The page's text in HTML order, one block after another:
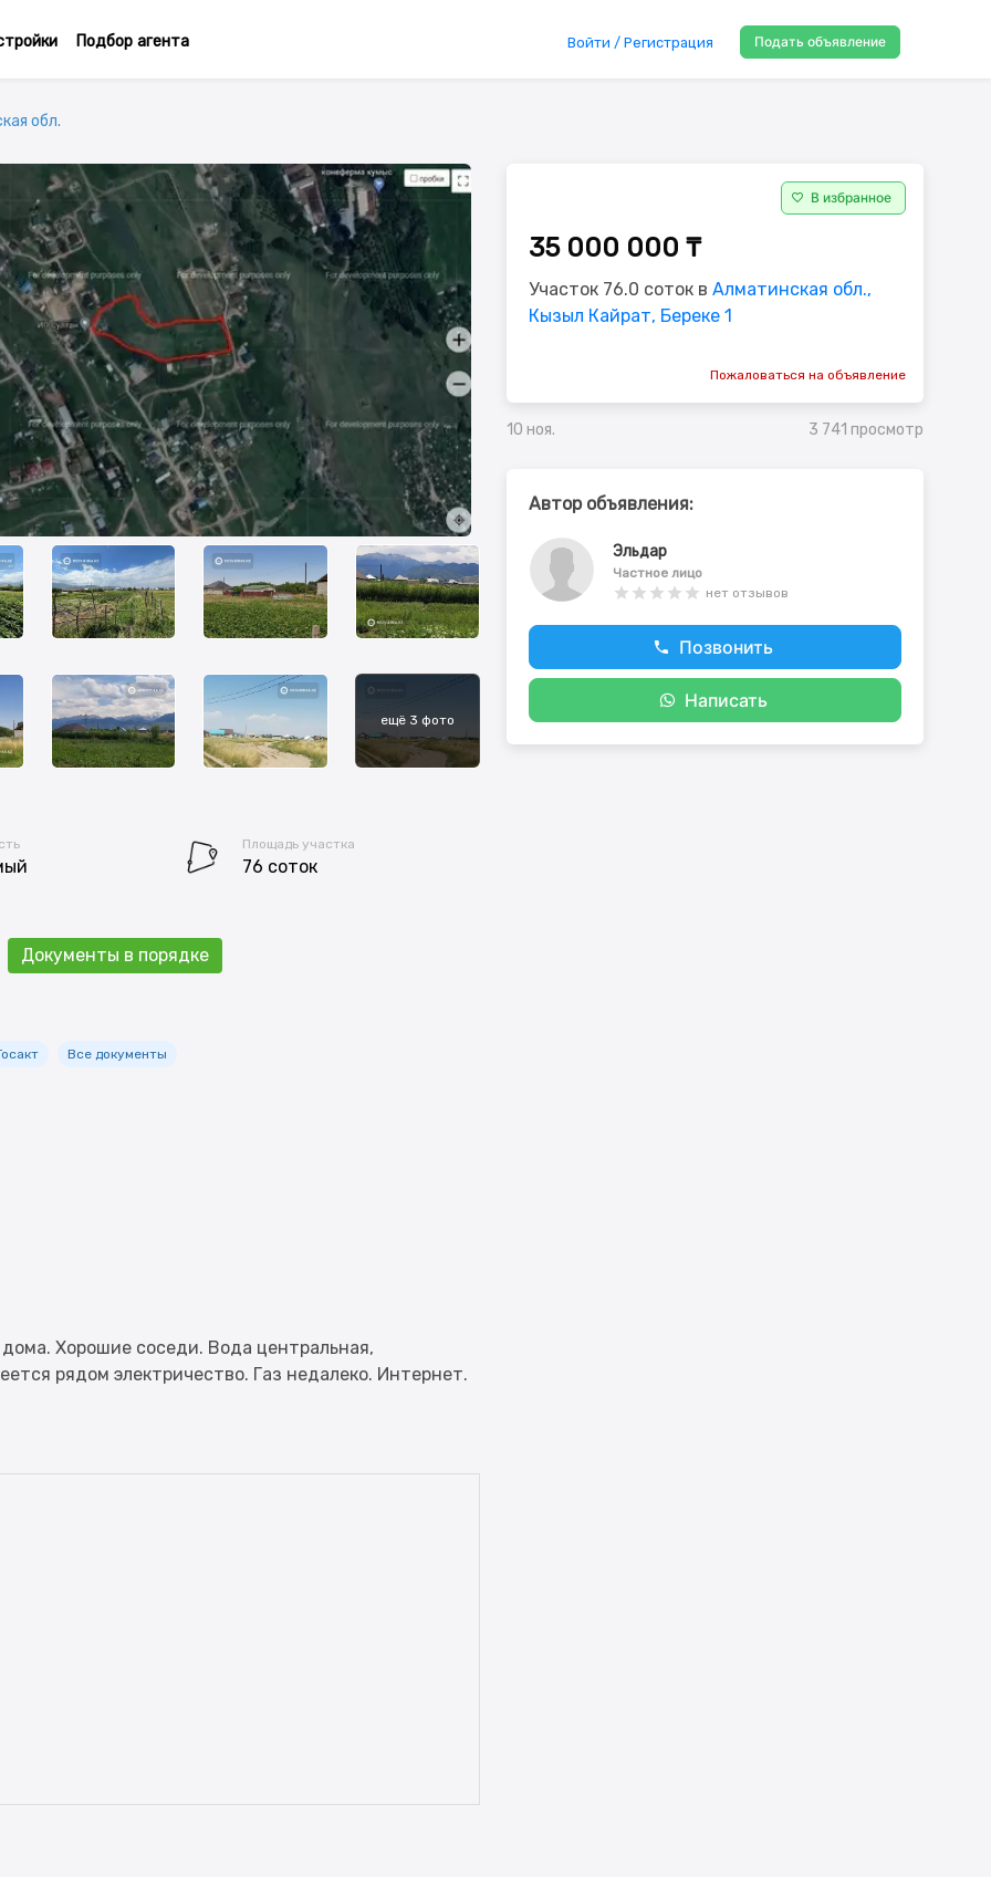
Подбор агента Войти / Регистрация Подать объявление
обл.
ещё 3 фото
Площадь участка
76 соток
Документы в порядке
Все документы
Хорошие соседи. Вода центральная,
рядом электричество. Газ недалеко. Интернет.
В избранное
35 000 000 ₸
Участок 76.0 соток в Алматинская обл.,
Кызыл Кайрат, Береке 1
Пожаловаться на объявление
10 ноя. 3 741 просмотр
Автор объявления:
Эльдар
Частное лицо
нет отзывов
Позвонить
Написать